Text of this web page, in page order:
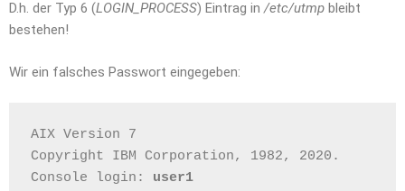
D.h. der Typ 6 (LOGIN_PROCESS) Eintrag in/etc/utmp bleibt
bestehen!
Wir ein falsches Passwort eingegeben:
AIX Version 7
Copyright IBM Corporation, 1982, 2020.
Console login: user1